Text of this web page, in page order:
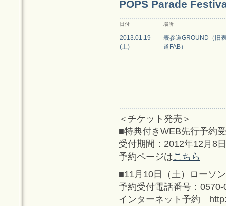
POPS Parade
日付 場所
2013.01.19
(土)
表参道GROUND（旧
道FAB）
＜チケット発売＞
■特典付きWEB先行予約
受付期間：2012年12月8
予約ページはこちら
■11月10日（土）ローソ
予約受付電話番号：
インターネット予約